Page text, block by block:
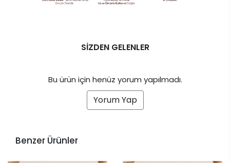
SİZDEN GELENLER
Bu ürün için henüz yorum yapılmadı.
Yorum Yap
Benzer Ürünler